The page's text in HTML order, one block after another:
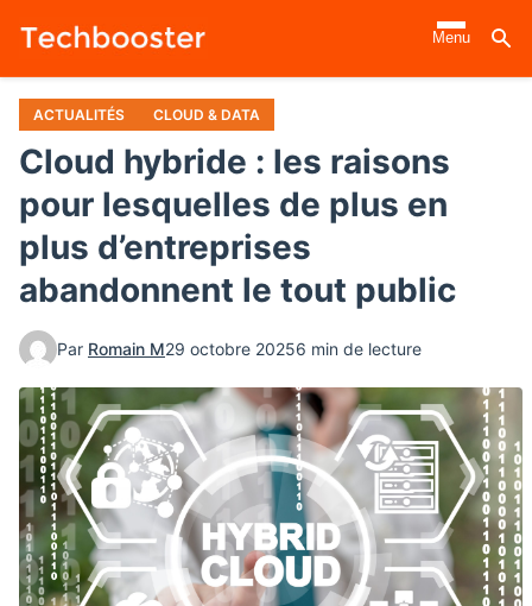
contenu
principal
Menu
ACTUALITÉS CLOUD & DATA
Cloud hybride : les raisons
pour lesquelles de plus en
plus d’entreprises
abandonnent le tout public
Par Romain M29 octobre 20256 min de lecture